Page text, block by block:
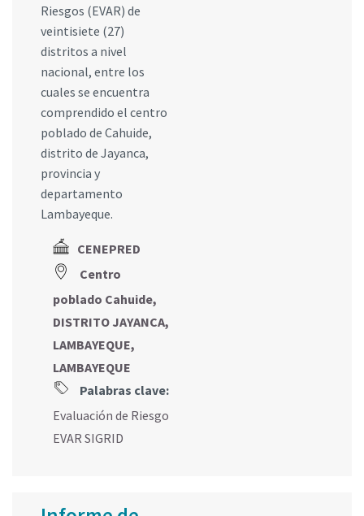
Riesgos (EVAR) de
veintisiete (27)
distritos a nivel
nacional, entre los
cuales se encuentra
comprendido el centro
poblado de Cahuide,
distrito de Jayanca,
provincia y
departamento
Lambayeque.
CENEPRED
Centro
poblado Cahuide,
DISTRITO JAYANCA,
LAMBAYEQUE,
LAMBAYEQUE
Palabras clave:
Evaluación de Riesgo
EVAR SIGRID